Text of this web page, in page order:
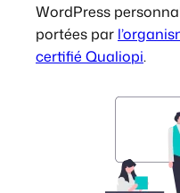
WordPress
portées par
certifié Qualiopi.